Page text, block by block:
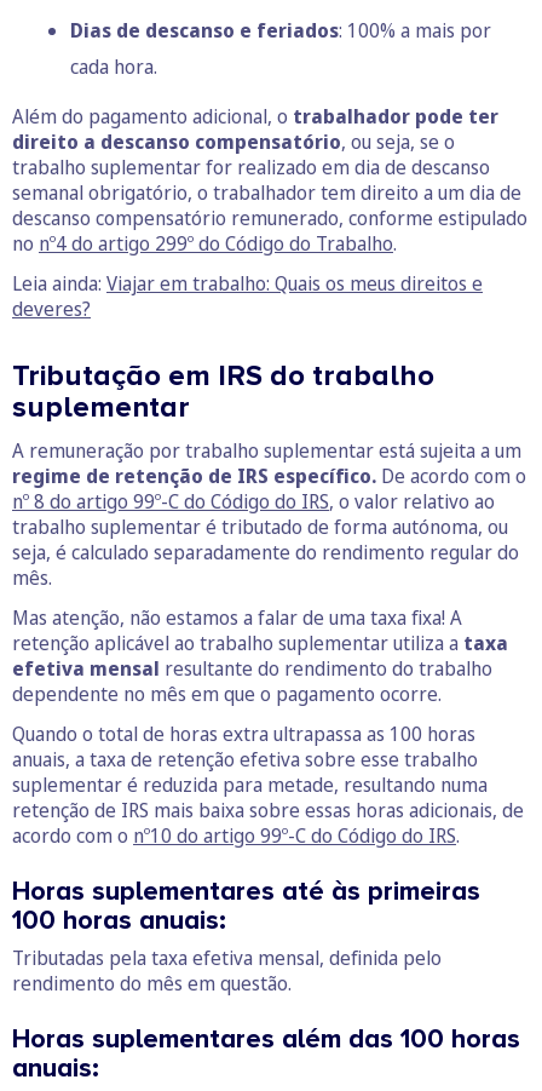
Dias de descanso e feriados: 100% a mais por
cada hora.
Além do pagamento adicional, o trabalhador pode ter
direito a descanso compensatório, ou seja, se o
trabalho suplementar for realizado em dia de descanso
semanal obrigatório, o trabalhador tem direito a um dia de
descanso compensatório remunerado, conforme estipulado
no nº4 do artigo 299º do Código do Trabalho.
Leia ainda: Viajar em trabalho: Quais os meus direitos e
deveres?
Tributação em IRS do trabalho
suplementar
A remuneração por trabalho suplementar está sujeita a um
regime de retenção de IRS específico. De acordo com o
nº 8 do artigo 99º-C do Código do IRS, o valor relativo ao
trabalho suplementar é tributado de forma autónoma, ou
seja, é calculado separadamente do rendimento regular do
mês.
Mas atenção, não estamos a falar de uma taxa fixa! A
retenção aplicável ao trabalho suplementar utiliza a taxa
efetiva mensal resultante do rendimento do trabalho
dependente no mês em que o pagamento ocorre.
Quando o total de horas extra ultrapassa as 100 horas
anuais, a taxa de retenção efetiva sobre esse trabalho
suplementar é reduzida para metade, resultando numa
retenção de IRS mais baixa sobre essas horas adicionais, de
acordo com o nº10 do artigo 99º-C do Código do IRS.
Horas suplementares até às primeiras
100 horas anuais:
Tributadas pela taxa efetiva mensal, definida pelo
rendimento do mês em questão.
Horas suplementares além das 100 horas
anuais: